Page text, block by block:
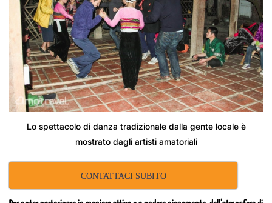
Lo spettacolo di danza tradizionale dalla gente locale è
mostrato dagli artisti amatoriali
CONTATTACI SUBITO